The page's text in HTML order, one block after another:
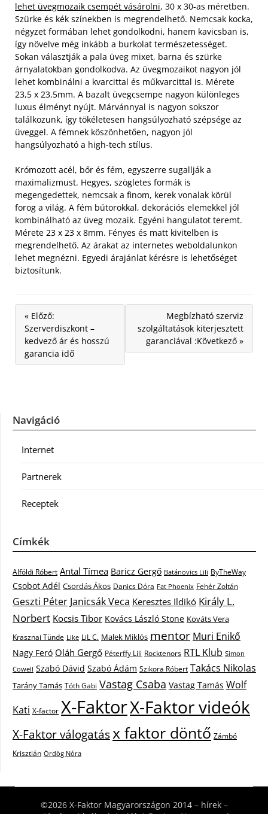
lehet üvegmozaik csempét vásárolni, 30 x 30-as méretben.
Szürke és kék színekben is megrendelhető. Nemcsak kocka,
négyzet formában lehet gondolkodni, hanem kavicsban is,
így növelve még inkább a burkolat természetességet.
Sokan választják a pala üveg mixet, barna és szürke
árnyalatokban gondolkodva. Az üvegmozaikot nagyon jól
lehet kombinálni a kvarcittal és műkvarcittal is. Mérete
23,5 x 23,5mm. A bazalt üvegcsempe nagyon különleges
luxus élményt nyújt. Márvánnyal is nagyon sokszor
találkozunk, így tökéletesen hangsúlyozható szépsége az
üveggel. A fémnek köszönhetően, nagyon jól
hangsúlyozható a high-tech stílus.
Krómozott acél, bőr és fém, egyszerre sugallják a
maximalizmust. Hegyes, szögletes formák is
megengedettek, nemcsak a finom, kerek vonalak körül
forog a világ. A fém bútorokkal, dekorációs elemekkel jól
kombinálható az üveg mozaik. Egyéni hangulatot teremt.
Mérete 23 x 23 x 8mm. Fényes és matt kivitelben is
megrendelhető. Az árakat az internetes weboldalunkon
lehet megnézni. Egyedi árajánlat kérésre is lehetőséget
biztosítunk.
« Előző:
Szerverdiszkont –
kedvező ár és hosszú
garancia idő
Megbízható szerviz
szolgáltatások kiterjesztett
garanciával :Következő »
Navigáció
Internet
Partnerek
Receptek
Címkék
Alföldi Róbert Antal Tímea Baricz Gergő Batánovics Lili ByTheWay
Csobot Adél Csordás Ákos Danics Dóra Fat Phoenix Fehér Zoltán
Geszti Péter Janicsák Veca Keresztes Ildikó Király L.
Norbert Kocsis Tibor Kovács László Stone Kováts Vera
Krasznai Tünde Like LiL C. Malek Miklós mentor Muri Enikő
Nagy Feró Oláh Gergő Péterffy Lili Rocktenors RTL Klub Simon
Cowell Szabó Dávid Szabó Ádám Szikora Róbert Takács Nikolas
Tarány Tamás Tóth Gabi Vastag Csaba Vastag Tamás Wolf
Kati X-factor X-FaktorX-Faktor videók
X-Faktor válogatásx faktor döntő Zámbó
Krisztián Ördög Nóra
©2026 X-Faktor Magyarországon 2014 – hírek –